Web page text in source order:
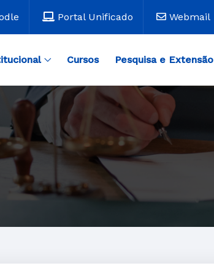
Portal Unificado Webmail
Cursos Pesquisa e Extensão